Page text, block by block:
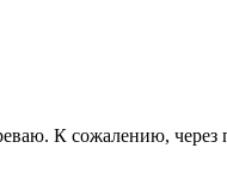
К сожалению, через